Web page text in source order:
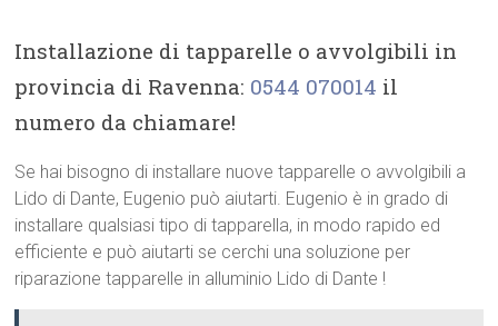
Installazione di tapparelle o avvolgibili in
provincia di Ravenna: 0544 070014 il
numero da chiamare!
Se hai bisogno di installare nuove tapparelle o avvolgibili a
Lido di Dante, Eugenio può aiutarti. Eugenio è in grado di
installare qualsiasi tipo di tapparella, in modo rapido ed
efficiente e può aiutarti se cerchi una soluzione per
riparazione tapparelle in alluminio Lido di Dante !